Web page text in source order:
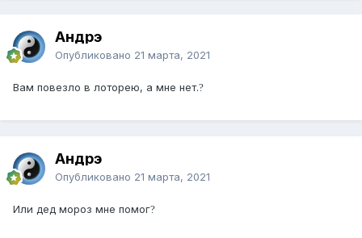
Андрэ
Опубликовано 21 марта, 2021
Вам повезло в лоторею, а мне нет.?
Андрэ
Опубликовано 21 марта, 2021
Или дед мороз мне помог?